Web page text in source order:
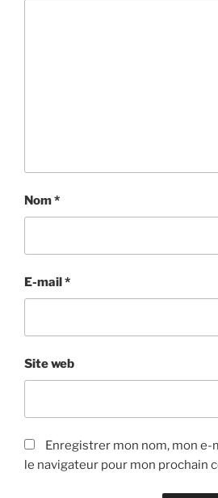
Nom*
E-mail*
Site web
Enregistrer mon nom, mon e-
le navigateur pour mon prochain